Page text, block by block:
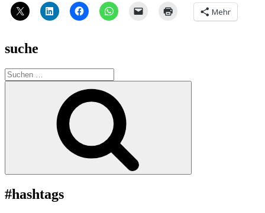
Mehr
suche
Suche
nach:
#hashtags